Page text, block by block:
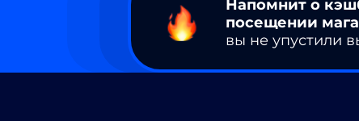
Напомнит о
посещении
вы не упустили